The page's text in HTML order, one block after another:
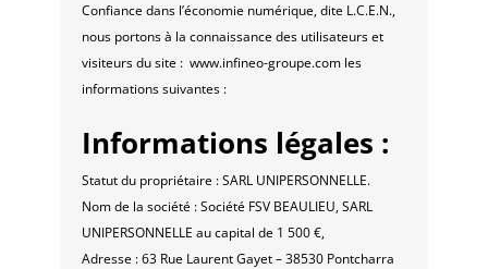
Confiance dans l’économie numérique, dite L.C.E.N.,
nous portons à la connaissance des utilisateurs et
visiteurs du site : www.infineo-groupe.com les
informations suivantes :
Informations légales :
Statut du propriétaire : SARL UNIPERSONNELLE.
Nom de la société : Société FSV BEAULIEU, SARL
UNIPERSONNELLE au capital de 1 500 €,
Adresse : 63 Rue Laurent Gayet – 38530 Pontcharra